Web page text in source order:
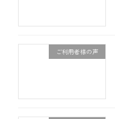
ご利用者様の声